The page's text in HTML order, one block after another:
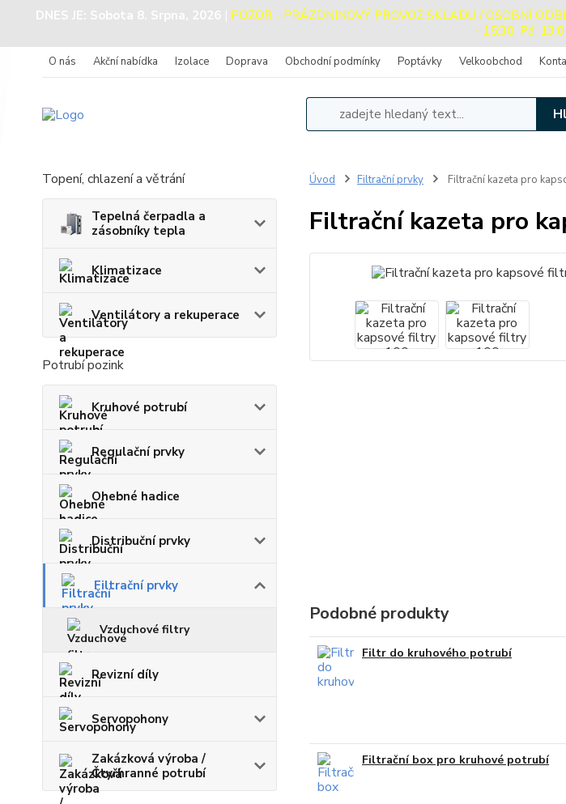
DNES JE: Sobota 8. Srpna, 2026 | POZOR - PRÁZDNINOVÝ PROVOZ SKLADU / OSOBNÍ
- 15:30, Pá:
O nás Akční nabídka Izolace Doprava Obchodní podmínky Poptávky Velkoobchod
Topení, chlazení a větrání
Tepelná čerpadla a
zásobníky tepla
Klimatizace
Ventilátory a rekuperace
Potrubí pozink
Kruhové potrubí
Regulační prvky
Ohebné hadice
Distribuční prvky
Filtrační prvky
Vzduchové filtry
Revizní díly
Servopohony
Zakázková výroba /
Čtyřhranné potrubí
Úvod Filtrační prvky Filtrační kazeta pro
Filtrační kazeta pro
Podobné produkty
Filtr do kruhového potrubí
Filtrační box pro kruhové potrubí